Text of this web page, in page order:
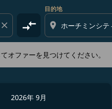
close compare_arrows
目的地
location_on
オファーを見つけてください。
2026年 9月